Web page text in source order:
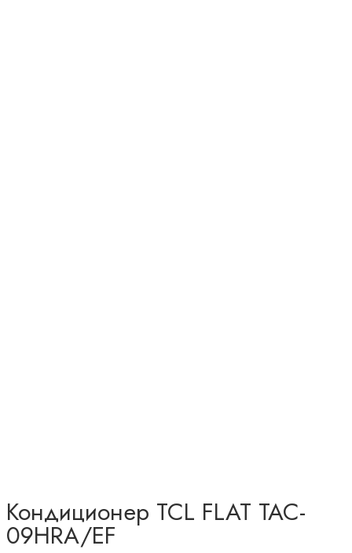
Кондиционер TCL FLAT TAC-
09HRA/EF